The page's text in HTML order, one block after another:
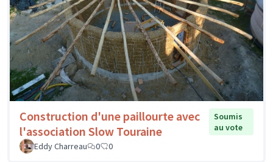
Construction d'une paillourte avec
l'association Slow Touraine
Soumis
au vote
Eddy Charreau
0 0